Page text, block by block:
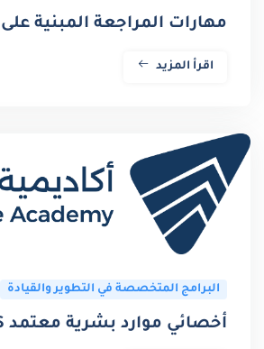
مهارات المراجعة المبنية
اقرأ المزيد
البرامج المتخصصة في التطوير والقيادة
أخصائي موارد بشرية معتمد CHRS